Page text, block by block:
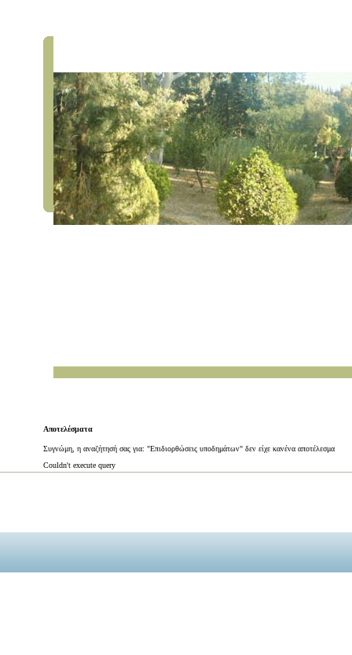
Αποτελέσματα
Συγνώμη, η αναζήτησή σας για: "Επιδιορθώσεις υποδημάτων" δεν είχε κανένα αποτέλεσμα
Couldn't execute query